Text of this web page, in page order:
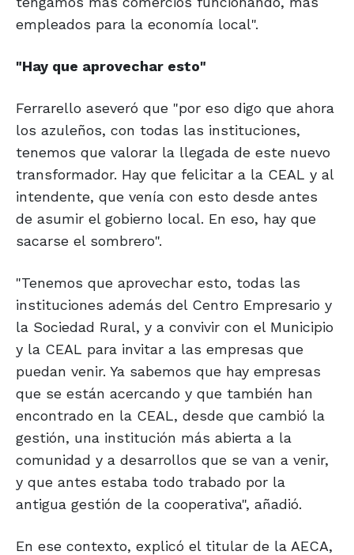
empleados para la economía local".
"Hay que aprovechar esto"
Ferrarello aseveró que "por eso digo que ahora
los azuleños, con todas las instituciones,
tenemos que valorar la llegada de este nuevo
transformador. Hay que felicitar a la CEAL y al
intendente, que venía con esto desde antes
de asumir el gobierno local. En eso, hay que
sacarse el sombrero".
"Tenemos que aprovechar esto, todas las
instituciones además del Centro Empresario y
la Sociedad Rural, y a convivir con el Municipio
y la CEAL para invitar a las empresas que
puedan venir. Ya sabemos que hay empresas
que se están acercando y que también han
encontrado en la CEAL, desde que cambió la
gestión, una institución más abierta a la
comunidad y a desarrollos que se van a venir,
y que antes estaba todo trabado por la
antigua gestión de la cooperativa", añadió.
En ese contexto, explicó el titular de la AECA,